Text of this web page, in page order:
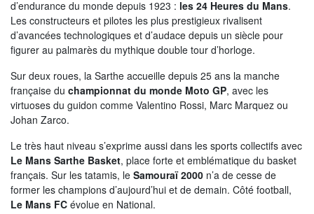
Magazine La Sarthe
Contacter le Département
NOS ACTIONS
Solidarité, autonomie et santé
Emploi, insertion et logement
Développement des territoires,
agriculture, développement durable et
transition énergétique
Usages et services numériques en
d’endurance du monde depuis 1923 : les 24 Heures du Mans.
Les constructeurs et pilotes les plus prestigieux rivalisent
d’avancées technologiques et d’audace depuis un siècle pour
figurer au palmarès du mythique double tour d’horloge.
Sur deux roues, la Sarthe accueille depuis 25 ans la manche
française du championnat du monde Moto GP, avec les
virtuoses du guidon comme Valentino Rossi, Marc Marquez ou
Johan Zarco.
Le très haut niveau s’exprime aussi dans les sports collectifs avec
Le Mans Sarthe Basket, place forte et emblématique du basket
français. Sur les tatamis, le Samouraï 2000 n’a de cesse de
former les champions d’aujourd’hui et de demain. Côté football,
Le Mans FC évolue en National.